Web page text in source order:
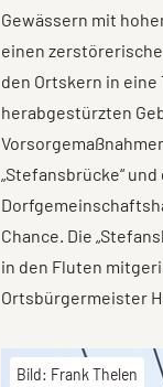
Gewässern mit
einen
den Ortskern in
herabgestürzten
„Stefansbrücke“
Chance. Die
in den Fluten
Ortsbürgermeister
Bild: Frank Thelen